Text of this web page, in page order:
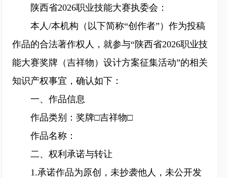
陕西省2026职业技能大赛执委会：
本人/本机构（以下简称“创作者”）作为投稿
作品的合法著作权人，就参与“陕西省2026职业技
能大赛奖牌（吉祥物）设计方案征集活动”的相关
知识产权事宜，确认如下：
一、作品信息
作品类别：奖牌□吉祥物□
作品名称：
二、权利承诺与转让
1.承诺作品为原创，未抄袭他人，未公开发